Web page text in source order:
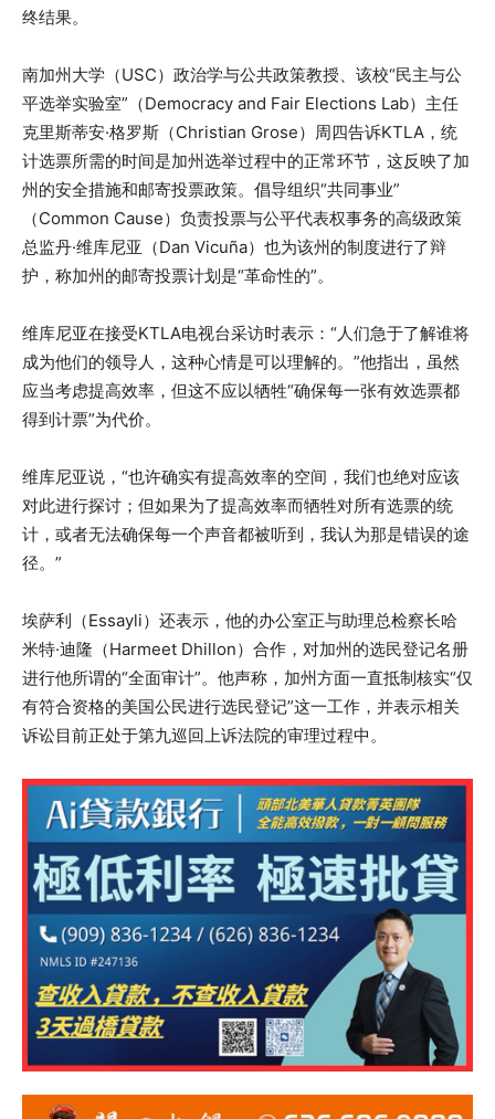
终结果。
南加州大学（USC）政治学与公共政策教授、该校“民主与公
平选举实验室”（Democracy and Fair Elections Lab）主任
克里斯蒂安·格罗斯（Christian Grose）周四告诉KTLA，统
计选票所需的时间是加州选举过程中的正常环节，这反映了加
州的安全措施和邮寄投票政策。倡导组织“共同事业”
（Common Cause）负责投票与公平代表权事务的高级政策
总监丹·维库尼亚（Dan Vicuña）也为该州的制度进行了辩
护，称加州的邮寄投票计划是“革命性的”。
维库尼亚在接受KTLA电视台采访时表示：“人们急于了解谁将
成为他们的领导人，这种心情是可以理解的。”他指出，虽然
应当考虑提高效率，但这不应以牺牲“确保每一张有效选票都
得到计票”为代价。
维库尼亚说，“也许确实有提高效率的空间，我们也绝对应该
对此进行探讨；但如果为了提高效率而牺牲对所有选票的统
计，或者无法确保每一个声音都被听到，我认为那是错误的途
径。”
埃萨利（Essayli）还表示，他的办公室正与助理总检察长哈
米特·迪隆（Harmeet Dhillon）合作，对加州的选民登记名册
进行他所谓的“全面审计”。他声称，加州方面一直抵制核实“仅
有符合资格的美国公民进行选民登记”这一工作，并表示相关
诉讼目前正处于第九巡回上诉法院的审理过程中。